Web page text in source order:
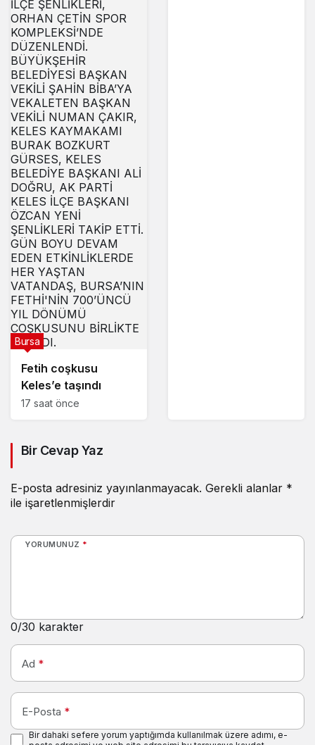
Fetih coşkusu
Keles’e taşındı
Bursa
17 saat önce
Bir Cevap Yaz
E-posta adresiniz yayınlanmayacak. Gerekli alanlar *
ile işaretlenmişlerdir
YORUMUNUZ *
0/30 karakter
Ad *
E-Posta *
Bir dahaki sefere yorum yaptığımda kullanılmak üzere adımı, e-